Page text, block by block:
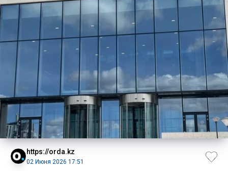
https://orda.kz
02 Июня 2026 17:51